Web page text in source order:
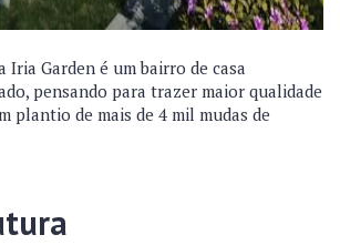
Iria Garden é um bairro de casa
pensando para trazer maior qualidade
plantio de mais de 4 mil mudas de